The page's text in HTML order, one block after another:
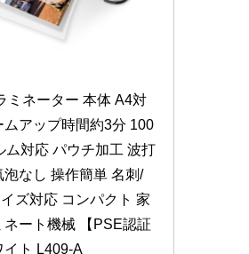
ミネーター 本体 A4対
ムアップ時間約3分 100
ム対応 パウチ加工 波打
泡なし 操作簡単 名刺/
ズ対応 コンパクト 家
ネート機械 【PSE認証
イト L409-A